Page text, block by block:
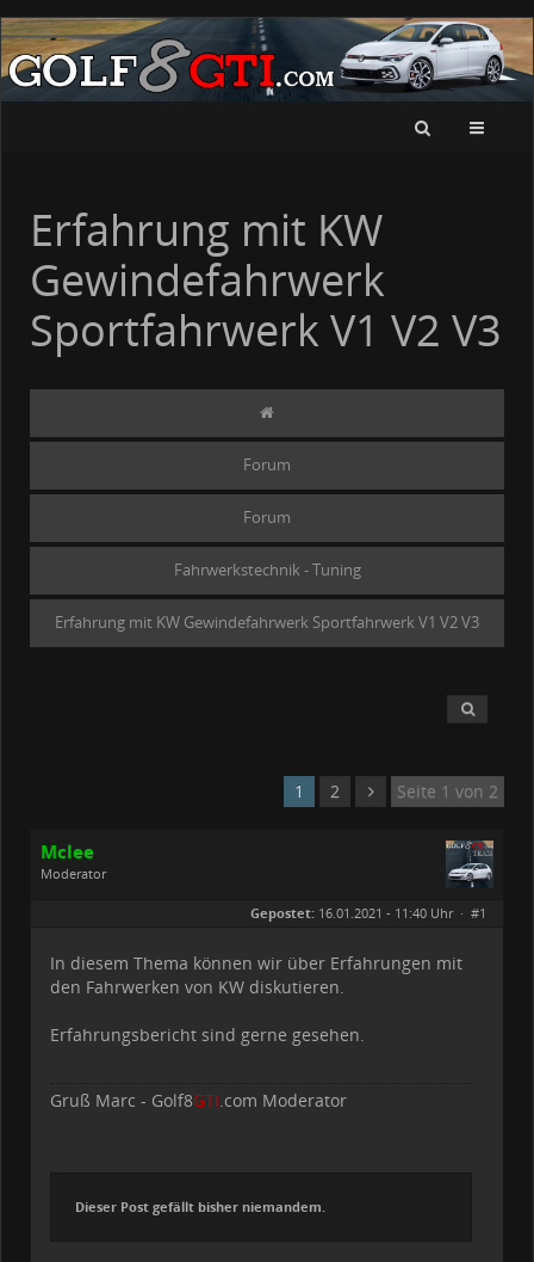
Erfahrung mit KW
Gewindefahrwerk
Sportfahrwerk V1 V2 V3
Forum
Forum
Fahrwerkstechnik - Tuning
Erfahrung mit KW Gewindefahrwerk Sportfahrwerk V1 V2 V3
1 2 Seite 1 von 2
Mclee
Moderator
Gepostet: 16.01.2021 - 11:40 Uhr · #1
In diesem Thema können wir über Erfahrungen mit
den Fahrwerken von KW diskutieren.
Erfahrungsbericht sind gerne gesehen.
Gruß Marc - Golf8GTI.com Moderator
Dieser Post gefällt bisher niemandem.